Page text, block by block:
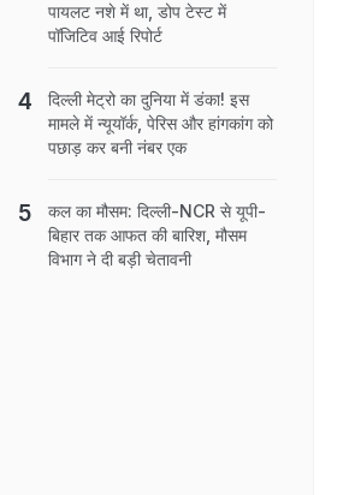
पायलट नशे में था, डोप टेस्ट में
पॉजिटिव आई रिपोर्ट
दिल्ली मेट्रो का दुनिया में डंका! इस
मामले में न्यूयॉर्क, पेरिस और हांगकांग को
पछाड़ कर बनी नंबर एक
कल का मौसम: दिल्ली-NCR से यूपी-
बिहार तक आफत की बारिश, मौसम
विभाग ने दी बड़ी चेतावनी